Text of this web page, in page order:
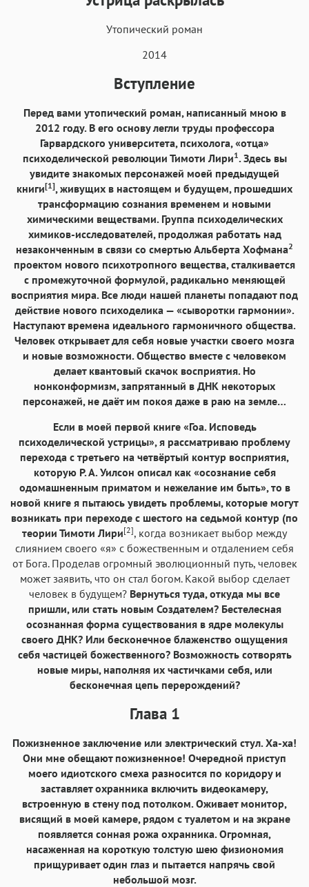
Аа
San Francisco Аа
SF Serif
Arial
Аа Аа Аа Аа
Утопический роман
2014
Вступление
Перед вами утопический роман, написанный мною в
2012 году. В его основу легли труды профессора
Гарвардского университета, психолога, «отца»
психоделической революции Тимоти Лири1. Здесь вы
увидите знакомых персонажей моей предыдущей
книги[1], живущих в настоящем и будущем, прошедших
трансформацию сознания временем и новыми
химическими веществами. Группа психоделических
химиков-исследователей, продолжая работать над
незаконченным в связи со смертью Альберта Хофмана2
проектом нового психотропного вещества, сталкивается
с промежуточной формулой, радикально меняющей
восприятия мира. Все люди нашей планеты попадают под
действие нового психоделика — «сыворотки гармонии».
Наступают времена идеального гармоничного общества.
Человек открывает для себя новые участки своего мозга
и новые возможности. Общество вместе с человеком
делает квантовый скачок восприятия. Но
нонконформизм, запрятанный в ДНК некоторых
персонажей, не даёт им покоя даже в раю на земле…
Если в моей первой книге «Гоа. Исповедь
психоделической устрицы», я рассматриваю проблему
перехода с третьего на четвёртый контур восприятия,
которую Р. А. Уилсон описал как «осознание себя
одомашненным приматом и нежелание им быть», то в
новой книге я пытаюсь увидеть проблемы, которые могут
возникать при переходе с шестого на седьмой контур (по
теории Тимоти Лири[2], когда возникает выбор между
слиянием своего «я» с божественным и отдалением себя
от Бога. Проделав огромный эволюционный путь, человек
может заявить, что он стал богом. Какой выбор сделает
человек в будущем? Вернуться туда, откуда мы все
пришли, или стать новым Создателем? Бестелесная
осознанная форма существования в ядре молекулы
своего ДНК? Или бесконечное блаженство ощущения
себя частицей божественного? Возможность сотворять
новые миры, наполняя их частичками себя, или
бесконечная цепь перерождений?
Глава 1
Пожизненное заключение или электрический стул. Ха-ха!
Они мне обещают пожизненное! Очередной приступ
моего идиотского смеха разносится по коридору и
заставляет охранника включить видеокамеру,
встроенную в стену под потолком. Оживает монитор,
висящий в моей камере, рядом с туалетом и на экране
появляется сонная рожа охранника. Огромная,
насаженная на короткую толстую шею физиономия
прищуривает один глаз и пытается напрячь свой
небольшой мозг.